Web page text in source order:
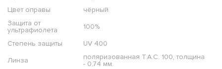
Цвет оправы
чёрный
Защита от
ультрафиолета
100%
Степень защиты
UV 400
Линза
поляризованная T.A.C. 100, толщина
- 0,74 мм.